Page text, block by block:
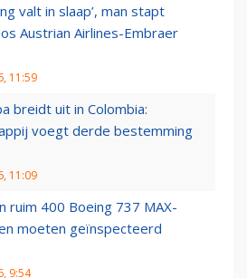
valt in slaap’, man stapt
Austrian Airlines-Embraer
11:59
breidt uit in Colombia:
voegt derde bestemming
11:09
ruim 400 Boeing 737 MAX-
moeten geïnspecteerd
9:54